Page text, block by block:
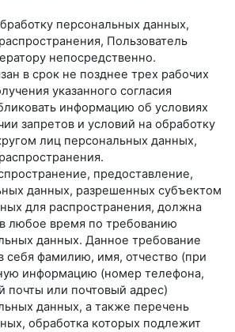
персональных данных,
Пользователь
непосредственно.
в срок не позднее трех рабочих
указанного согласия
информацию об условиях
запретов и условий на обработку
лиц персональных данных,
предоставление,
данных, разрешенных субъектом
для распространения, должна
любое время по требованию
данных. Данное требование
себя фамилию, имя, отчество (при
информацию (номер телефона,
почты или почтовый адрес)
данных, а также перечень
обработка которых подлежит